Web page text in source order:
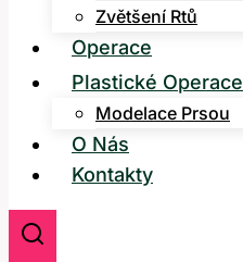
Zvětšení Rtů
Operace
Plastické Operace
Modelace Prsou
O Nás
Kontakty